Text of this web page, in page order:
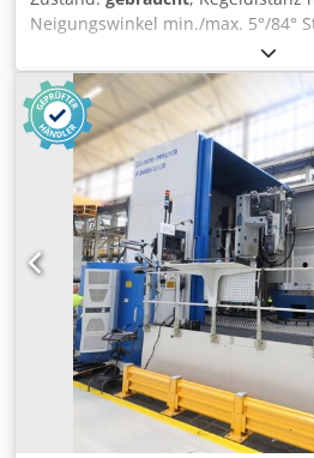
Niedrigste Messerkopfposition
Tischdurchmesser: 800 mm
Tischbohrung: 245 mm Tiefe der
Max. Tischdrehzahl: 15 min⁻¹
kg Maschinenabmessungen:
6.900 mm Höhe C: 4.700 mm
Zu den Werten der aktuellen
Messprotokolle der Verzahnungen
Schleifprozess: "Teilung und
Profil ist auf einer Messung eine
außerhalb der Toleranz liegende
erkennbar. Bitte prüfen, ob dieser
Kundenfreigabe zulässig ist oder
Nacharbeit erforderlich ist. Die
an die RZ 1000 REISHAUER
dementsprechend geschliffen.
Achse wird trotzdem empfohlen.
Kostenvoranschlag von GLEASON
Neigungswinkel min./max. 5°/84°
Series 0-GC Teilkreisdurchmesser
Teilkreisdurchmesser (10:1
Durchmesserabstand (feinster/
Kopffläche Zahnrad max. 35 mm
Messerspindel - Drehzahlbereich
Arbeitsspindeldrehzahlbereich 0-
9025 kg Raumbedarf ca. 2707 x
Ausstattung/Zubehör: - 18 Sätze
Technische Dokumetation